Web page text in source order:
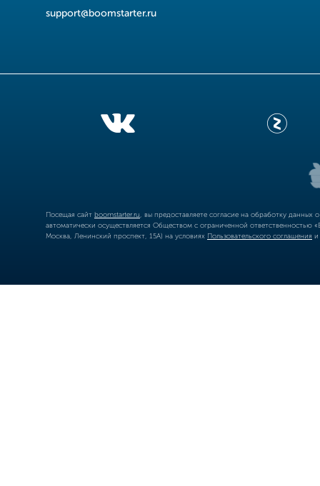
support@boomstarter.ru
Посещая сайт boomstarter.ru , вы предоставляете согласие на обработку
автоматически осуществляется Обществом с ограниченной
Москва, Ленинский проспект, 15А) на условиях Пользовательского соглашения и